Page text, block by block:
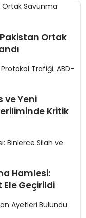
Ortak
ve Yeni
Kritik
Hamlesi:
Geçirildi